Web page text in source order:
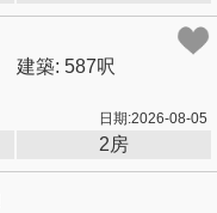
建築: 587呎
日期:2026-08-05
2房